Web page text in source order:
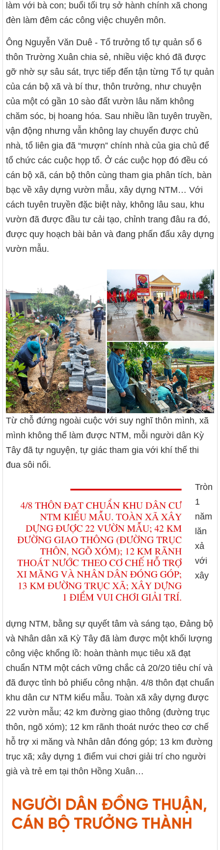
làm với bà con; buổi tối trụ sở hành chính xã chong
đèn làm đêm các công việc chuyên môn.
Ông Nguyễn Văn Duê - Tổ trưởng tổ tự quản số 6
thôn Trường Xuân chia sẻ, nhiều việc khó đã được
gỡ nhờ sự sâu sát, trực tiếp đến tận từng Tổ tự quản
của cán bộ xã và bí thư, thôn trưởng, như chuyện
của một có gần 10 sào đất vườn lâu năm không
chăm sóc, bị hoang hóa. Sau nhiều lần tuyên truyền,
vận động nhưng vẫn không lay chuyển được chủ
nhà, tổ liên gia đã “mượn” chính nhà của gia chủ để
tổ chức các cuộc họp tổ. Ở các cuộc họp đó đều có
cán bộ xã, cán bộ thôn cùng tham gia phân tích, bàn
bạc về xây dựng vườn mẫu, xây dựng NTM… Với
cách tuyên truyền đặc biệt này, không lâu sau, khu
vườn đã được đầu tư cải tạo, chỉnh trang đâu ra đó,
được quy hoạch bài bản và đang phấn đấu xây dựng
vườn mẫu.
Từ chỗ đứng ngoài cuộc với suy nghĩ thôn mình, xã
mình không thể làm được NTM, mỗi người dân Kỳ
Tây đã tự nguyện, tự giác tham gia với khí thế thi
đua sôi nổi.
Tròn
1
năm
lăn
xả
với
xây
dựng NTM, bằng sự quyết tâm và sáng tạo, Đảng bộ
và Nhân dân xã Kỳ Tây đã làm được một khối lượng
công việc khổng lồ: hoàn thành mục tiêu xã đạt
chuẩn NTM một cách vững chắc cả 20/20 tiêu chí và
đã được tỉnh bỏ phiếu công nhận. 4/8 thôn đạt chuẩn
khu dân cư NTM kiểu mẫu. Toàn xã xây dựng được
22 vườn mẫu; 42 km đường giao thông (đường trục
thôn, ngõ xóm); 12 km rãnh thoát nước theo cơ chế
hỗ trợ xi măng và Nhân dân đóng góp; 13 km đường
trục xã; xây dựng 1 điểm vui chơi giải trí cho người
già và trẻ em tại thôn Hồng Xuân…